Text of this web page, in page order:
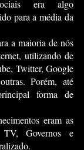
era algo
para a média da
utilizando de
Twitter, Google
Porém, até
forma de
eram as
TV, Governos e